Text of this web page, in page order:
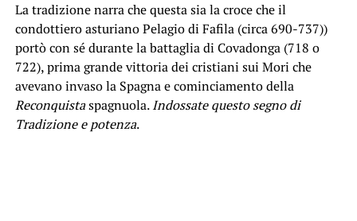
La tradizione narra che questa sia la croce che il
condottiero asturiano Pelagio di Fafila (circa 690-737))
portò con sé durante la battaglia di Covadonga (718 o
722), prima grande vittoria dei cristiani sui Mori che
avevano invaso la Spagna e cominciamento della
Reconquistaspagnuola.Indossate questo segno di
Tradizione e potenza.